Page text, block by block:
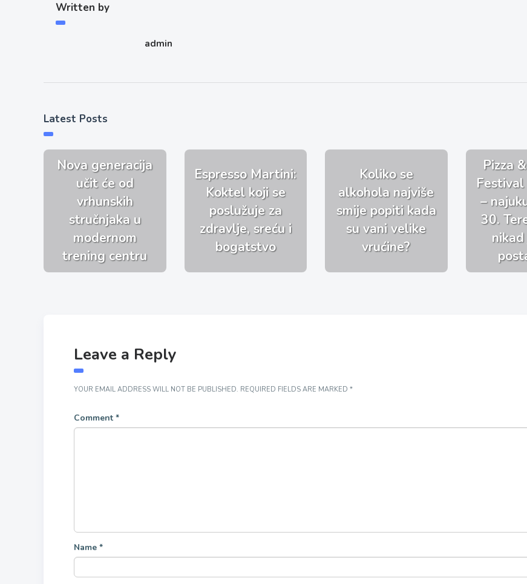
Written by
admin
Latest Posts
Nova generacija
učit će od
vrhunskih
stručnjaka u
modernom
trening centru
Espresso Martini:
Koktel koji se
poslužuje za
zdravlje, sreću i
bogatstvo
Koliko se
alkohola najviše
smije popiti kada
su vani velike
vrućine?
Pizza
–
30.
Leave a Reply
YOUR EMAIL ADDRESS WILL NOT BE PUBLISHED. REQUIRED FIELDS ARE MARKED *
Comment *
Name *